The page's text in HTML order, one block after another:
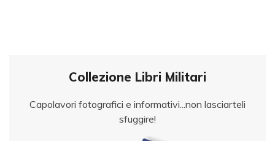
Collezione Libri Militari
Capolavori fotografici e informativi...non lasciarteli
sfuggire!